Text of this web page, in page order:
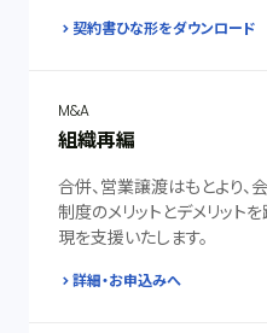
契約書ひな形をダウンロード
M&A
組織再編
合併、営業譲渡はもとより
制度のメリットとデメリット
現を支援いたします。
詳細・お申込みへ